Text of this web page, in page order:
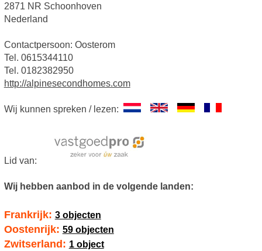
2871 NR Schoonhoven
Nederland
Contactpersoon: Oosterom
Tel. 0615344110
Tel. 0182382950
http://alpinesecondhomes.com
Wij kunnen spreken / lezen:
Lid van:
Wij hebben aanbod in de volgende landen:
Frankrijk: 3 objecten
Oostenrijk: 59 objecten
Zwitserland: 1 object